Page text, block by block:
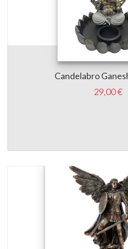
Candelabro
29,00 €